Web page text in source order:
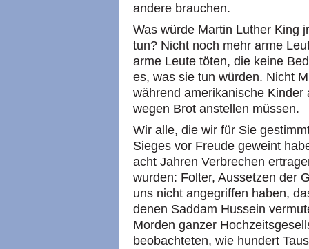
andere brauchen.
Was würde Martin Luther King
tun? Nicht noch mehr arme
arme Leute töten, die keine
es, was sie tun würden. Nicht
während amerikanische
wegen Brot anstellen müssen.
Wir alle, die wir für Sie
Sieges vor Freude geweint
acht Jahren Verbrechen
wurden: Folter, Aussetzen der
uns nicht angegriffen haben,
denen Saddam Hussein
Morden ganzer
beobachteten, wie hundert